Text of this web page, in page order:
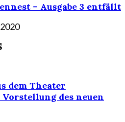
– Ausgabe 3 entfällt
dem Theater
des neuen